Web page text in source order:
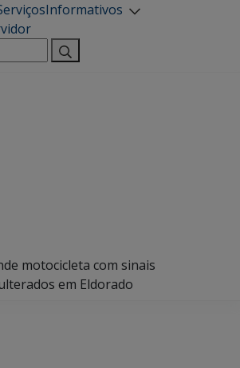
Informativos
motocicleta com sinais
em Eldorado